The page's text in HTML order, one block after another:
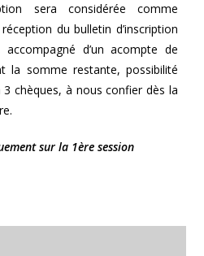
sera considérée comme
du bulletin d’inscription
d’un acompte de
la somme restante, possibilité
chèques, à nous confier dès la
sur la 1ère session